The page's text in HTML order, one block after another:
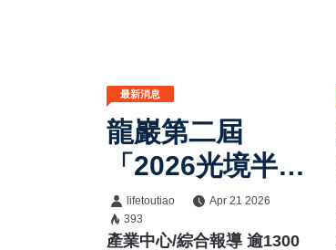
最新消息
龍巖第二屆
「2026光境半程
馬拉松挑戰賽」
再創佳績 帶動地
lifetoutiao
Apr 21 2026
393
產業中心/綜合報導 逾1300